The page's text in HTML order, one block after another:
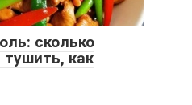
сколько
как